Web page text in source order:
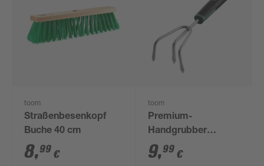
toom
Straßenbesenkopf
Buche 40 cm
8,99 €
toom
Premium-
Handgrubber
Carbonstahl 3 Zinken
33 cm
9,99 €